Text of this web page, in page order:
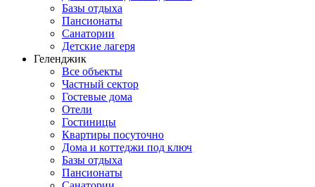
Базы отдыха
Пансионаты
Санатории
Детские лагеря
Геленджик
Все объекты
Частный сектор
Гостевые дома
Отели
Гостиницы
Квартиры посуточно
Дома и коттеджи под ключ
Базы отдыха
Пансионаты